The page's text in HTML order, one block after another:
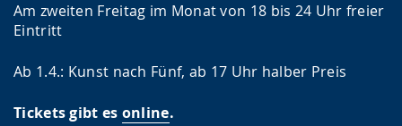
Am zweiten Freitag im Monat von 18 bis 24 Uhr freier
Eintritt
Ab 1.4.: Kunst nach Fünf, ab 17 Uhr halber Preis
Tickets gibt es online.